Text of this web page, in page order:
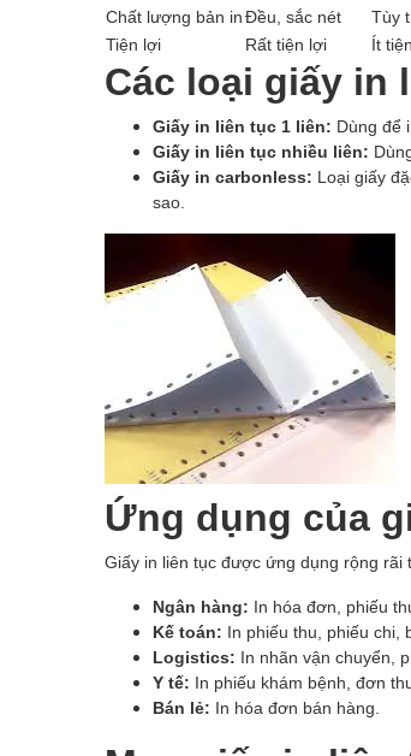
Chất lượng bản inĐều, sắc nét
Tùy
Tiện lợi
Rất tiện lợi Ít
Các loại giấy in
Giấy in liên tục 1 liên: Dùng để
Giấy in liên tục nhiều liên:
Giấy in carbonless: Loại giấy
sao.
Ứng dụng của
Giấy in liên tục được ứng dụng rộng rãi
Ngân hàng: In hóa đơn, phiếu
Kế toán: In phiếu thu, phiếu chi,
Logistics: In nhãn vận chuyển,
Y tế: In phiếu khám bệnh, đơn
Bán lẻ: In hóa đơn bán hàng.